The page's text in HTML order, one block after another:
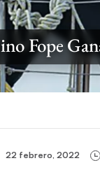
Fope
22 febrero, 2022